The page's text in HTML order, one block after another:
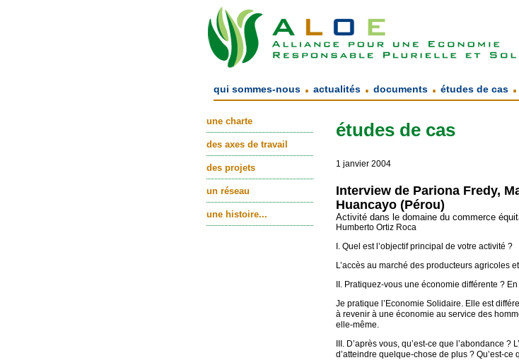
qui sommes-nous . actualités . documents . études de cas .
une charte
des axes de travail
des projets
un réseau
une histoire...
études de cas
1 janvier 2004
Interview de Pariona Fredy,
Huancayo (Pérou)
Activité dans le domaine du commerce
Humberto Ortiz Roca
I. Quel est l’objectif principal de votre activité ?
L’accès au marché des producteurs agricoles
II. Pratiquez-vous une économie différente ?
Je pratique l’Economie Solidaire. Elle est
à revenir à une économie au service des
elle-même.
III. D’après vous, qu’est-ce que l’abondance
d’atteindre quelque-chose de plus ? Qu’est-ce